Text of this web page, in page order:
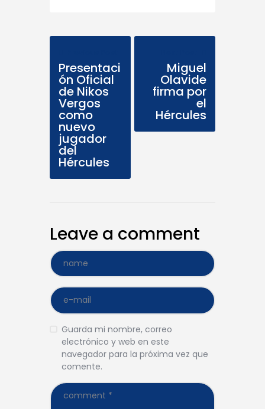
Presentaci
ón Oficial
de Nikos
Vergos
como
nuevo
jugador
del
Hércules
Miguel
Olavide
firma por
el
Hércules
Leave a comment
Guarda mi nombre, correo
electrónico y web en este
navegador para la próxima vez que
comente.